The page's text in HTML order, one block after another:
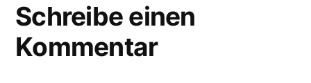
Schreibe einen
Kommentar